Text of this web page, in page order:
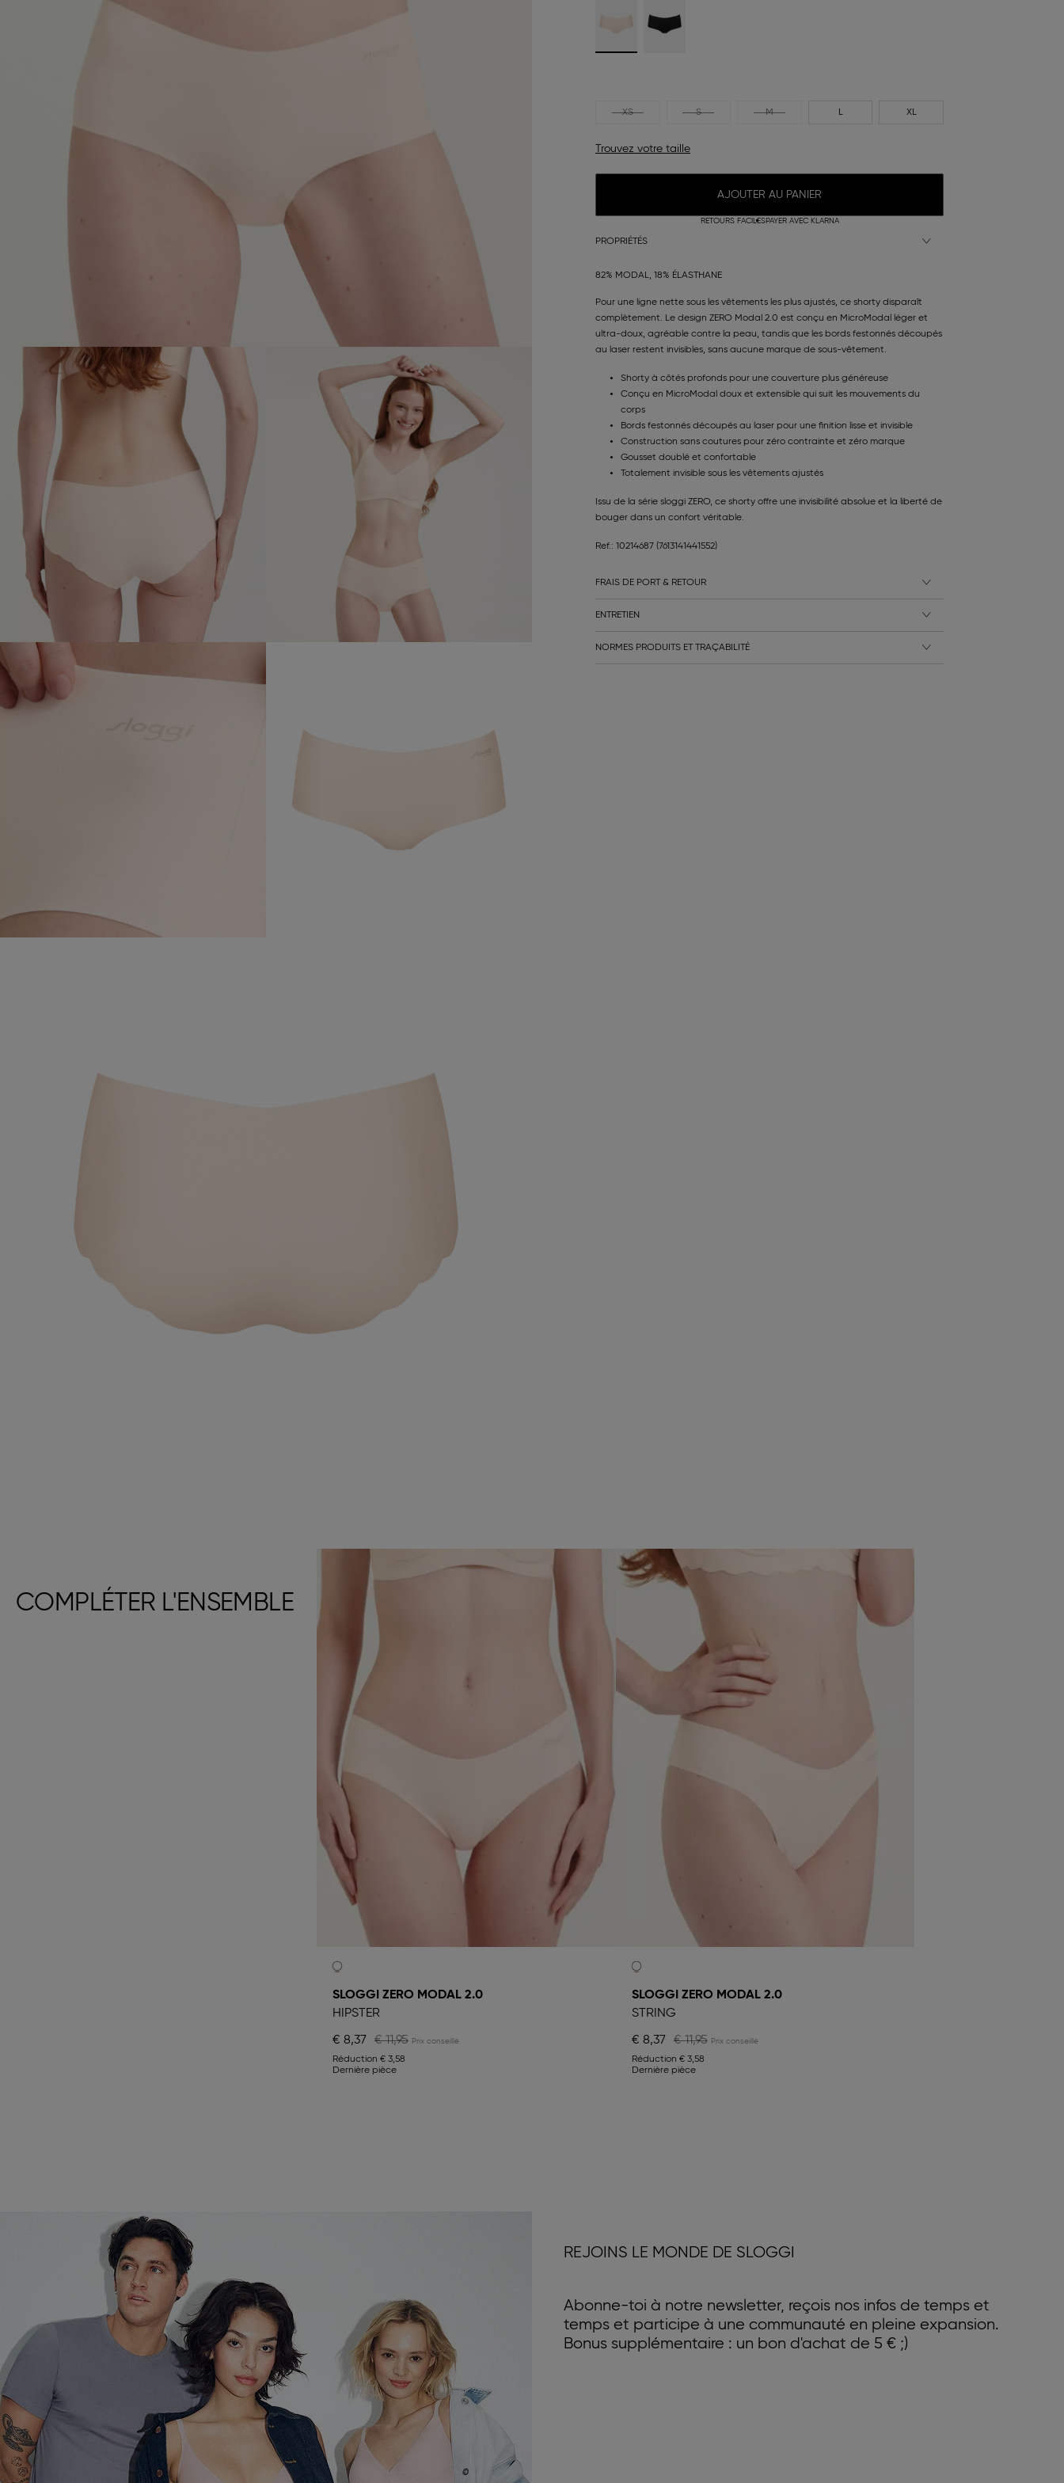
XS S M L XL
Trouvez votre taille
AJOUTER AU PANIER
RETOURS FACILESPAYER AVEC KLARNA
PROPRIÉTÉS
82% MODAL, 18% ÉLASTHANE
Pour une ligne nette sous les vêtements les plus ajustés, ce shorty disparaît
complètement. Le design ZERO Modal 2.0 est conçu en MicroModal léger et
ultra-doux, agréable contre la peau, tandis que les bords festonnés découpés
au laser restent invisibles, sans aucune marque de sous-vêtement.
Shorty à côtés profonds pour une couverture plus généreuse
Conçu en MicroModal doux et extensible qui suit les mouvements du
corps
Bords festonnés découpés au laser pour une finition lisse et invisible
Construction sans coutures pour zéro contrainte et zéro marque
Gousset doublé et confortable
Totalement invisible sous les vêtements ajustés
Issu de la série sloggi ZERO, ce shorty offre une invisibilité absolue et la liberté de
bouger dans un confort véritable.
Ref.: 10214687 (7613141441552)
FRAIS DE PORT & RETOUR
ENTRETIEN
NORMES PRODUITS ET TRAÇABILITÉ
COMPLÉTER L'ENSEMBLE
SLOGGI ZERO MODAL 2.0
HIPSTER
€ 8,37 € 11,95
Réduction € 3,58
Dernière pièce
SLOGGI ZERO MODAL 2.0
STRING
€ 8,37 € 11,95
Réduction € 3,58
Dernière pièce
REJOINS LE MONDE DE SLOGGI
Abonne-toi à notre newsletter, reçois nos infos de temps et
temps et participe à une communauté en pleine expansion.
Bonus supplémentaire : un bon d'achat de 5 € ;)